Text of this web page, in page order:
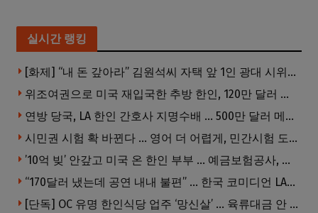
실시간 랭킹
[화제] “내 돈 갚아라” 김원석씨 자택 앞 1인 광대 시위 … 한인 투자사, “108만 달러 못받아”
위조여권으로 미국 재입국한 추방 한인, 120만 달러 은행 사기 행각
연방 당국, LA 한인 간호사 지명수배 … 500만 달러 메디캐어 사기, 선고 직전 한국 도주
시민권 시험 확 바뀐다 … 영어 더 어렵게, 민간시험 도입 추진
’10억 빚’ 안갚고 미국 온 한인 부부 … 예금보험공사, 미국서 소송
“170달러 냈는데 공연 내내 불편” … 한국 코미디언 LA공연, 음향 불량에 외모 비하 개그 논란
[단독] OC 유명 한인식당 업주 ‘망신살’ … 육류대금 안 갚자 식당서 공개추심